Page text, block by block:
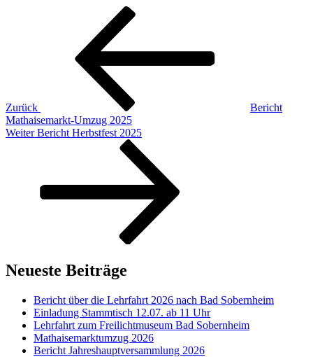
Beitragsnavigation
Zurück
Bericht
Mathaisemarkt-Umzug 2025
Nächster
Weiter Bericht Herbstfest 2025
Neueste Beiträge
Bericht über die Lehrfahrt 2026 nach Bad Sobernheim
Einladung Stammtisch 12.07. ab 11 Uhr
Lehrfahrt zum Freilichtmuseum Bad Sobernheim
Mathaisemarktumzug 2026
Bericht Jahreshauptversammlung 2026